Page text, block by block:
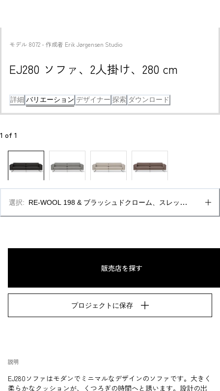
モデル 8072 - 作成者 Erik Jørgensen Studio
EJ280 ソファ、2人掛け、280 cm
詳細 バリエーション デザイナー 探索 ダウンロード
1 of 1
説明
EJ280ソファはモダンでミニマルなデザインのソファです。大きく
柔らかなクッションが、くつろぎの時間へと誘います。設計の出
選択:
RE-WOOL 198 & ブラッシュドクローム、スレッジ
販売店を探す
プロジェクトに保存